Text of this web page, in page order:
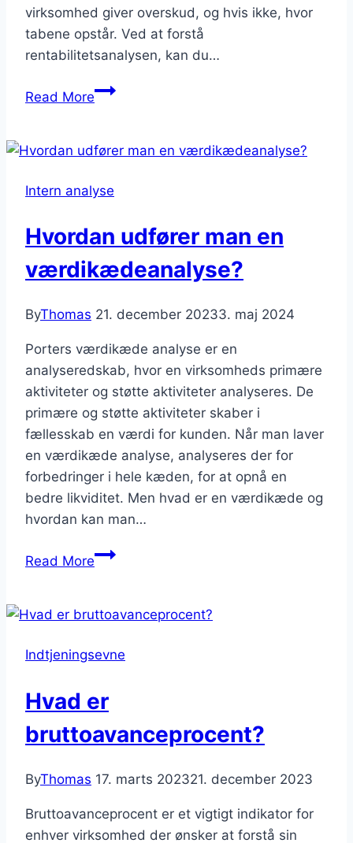
virksomhed giver overskud, og hvis ikke, hvor
tabene opstår. Ved at forstå
rentabilitetsanalysen, kan du…
Read MoreHvordan
en
Intern analyse
Hvordan udfører man en
værdikædeanalyse?
ByThomas 21. december 20233. maj 2024
Porters værdikæde analyse er en
analyseredskab, hvor en virksomheds primære
aktiviteter og støtte aktiviteter analyseres. De
primære og støtte aktiviteter skaber i
fællesskab en værdi for kunden. Når man laver
en værdikæde analyse, analyseres der for
forbedringer i hele kæden, for at opnå en
bedre likviditet. Men hvad er en værdikæde og
hvordan kan man…
Read MoreHvordan
en
Indtjeningsevne
Hvad er
bruttoavanceprocent?
ByThomas 17. marts 202321. december 2023
Bruttoavanceprocent er et vigtigt indikator for
enhver virksomhed der ønsker at forstå sin